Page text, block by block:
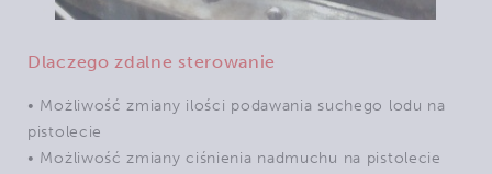
Dlaczego zdalne sterowanie
• Możliwość zmiany ilości podawania suchego lodu na
pistolecie
• Możliwość zmiany ciśnienia nadmuchu na pistolecie